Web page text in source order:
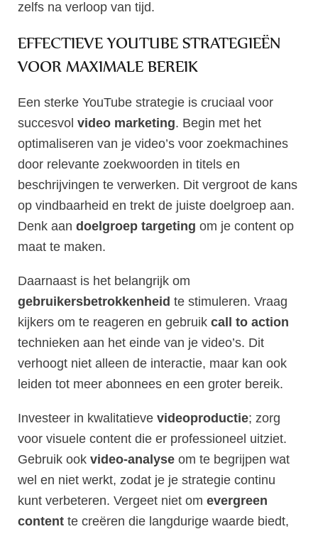
zelfs na verloop van tijd.
EFFECTIEVE YOUTUBE STRATEGIEËN
VOOR MAXIMALE BEREIK
Een sterke YouTube strategie is cruciaal voor
succesvol video marketing. Begin met het
optimaliseren van je video’s voor zoekmachines
door relevante zoekwoorden in titels en
beschrijvingen te verwerken. Dit vergroot de kans
op vindbaarheid en trekt de juiste doelgroep aan.
Denk aan doelgroep targeting om je content op
maat te maken.
Daarnaast is het belangrijk om
gebruikersbetrokkenheid te stimuleren. Vraag
kijkers om te reageren en gebruik call to action
technieken aan het einde van je video’s. Dit
verhoogt niet alleen de interactie, maar kan ook
leiden tot meer abonnees en een groter bereik.
Investeer in kwalitatieve videoproductie; zorg
voor visuele content die er professioneel uitziet.
Gebruik ook video-analyse om te begrijpen wat
wel en niet werkt, zodat je je strategie continu
kunt verbeteren. Vergeet niet om evergreen
content te creëren die langdurige waarde biedt,